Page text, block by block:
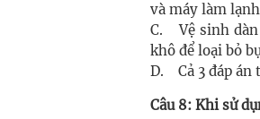
và máy làm
C. Vệ sinh dàn
khô để loại bỏ
D. Cả 3 đáp án
Câu 8: Khi sử